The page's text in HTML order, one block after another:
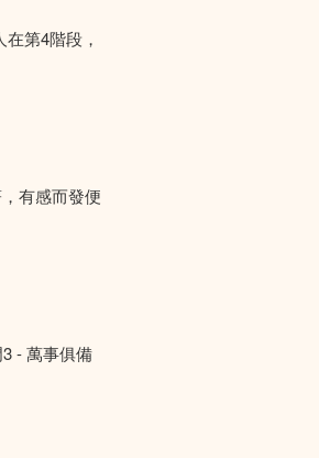
第4階段，
有感而發便
- 萬事俱備